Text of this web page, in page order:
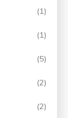
(1)
(1)
(5)
(2)
(2)